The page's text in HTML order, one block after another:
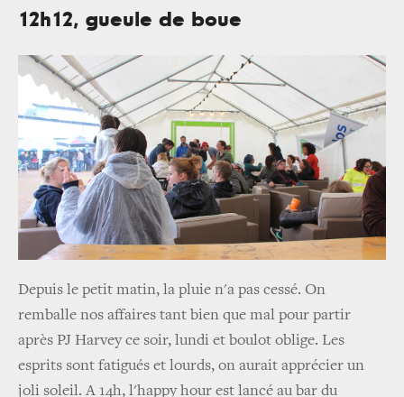
12h12, gueule de boue
Depuis le petit matin, la pluie n'a pas cessé. On
remballe nos affaires tant bien que mal pour partir
après PJ Harvey ce soir, lundi et boulot oblige. Les
esprits sont fatigués et lourds, on aurait apprécier un
joli soleil. A 14h, l'happy hour est lancé au bar du